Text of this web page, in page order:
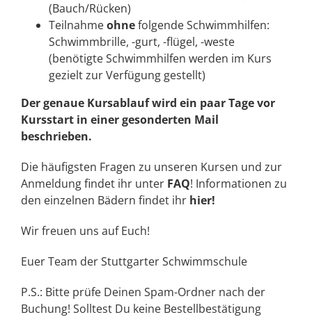
(Bauch/Rücken)
Teilnahmeohnefolgende Schwimmhilfen:
Schwimmbrille, -gurt, -flügel, -weste
(benötigte Schwimmhilfen werden im Kurs
gezielt zur Verfügung gestellt)
Der genaue Kursablauf wird ein paar Tage vor
Kursstart in einer gesonderten Mail
beschrieben.
Die häufigsten Fragen zu unseren Kursen und zur
Anmeldung findet ihr unter FAQ! Informationen zu
den einzelnen Bädern findet ihr hier!
Wir freuen uns auf Euch!
Euer Team der Stuttgarter Schwimmschule
P.S.: Bitte prüfe Deinen Spam-Ordner nach der
Buchung! Solltest Du keine Bestellbestätigung